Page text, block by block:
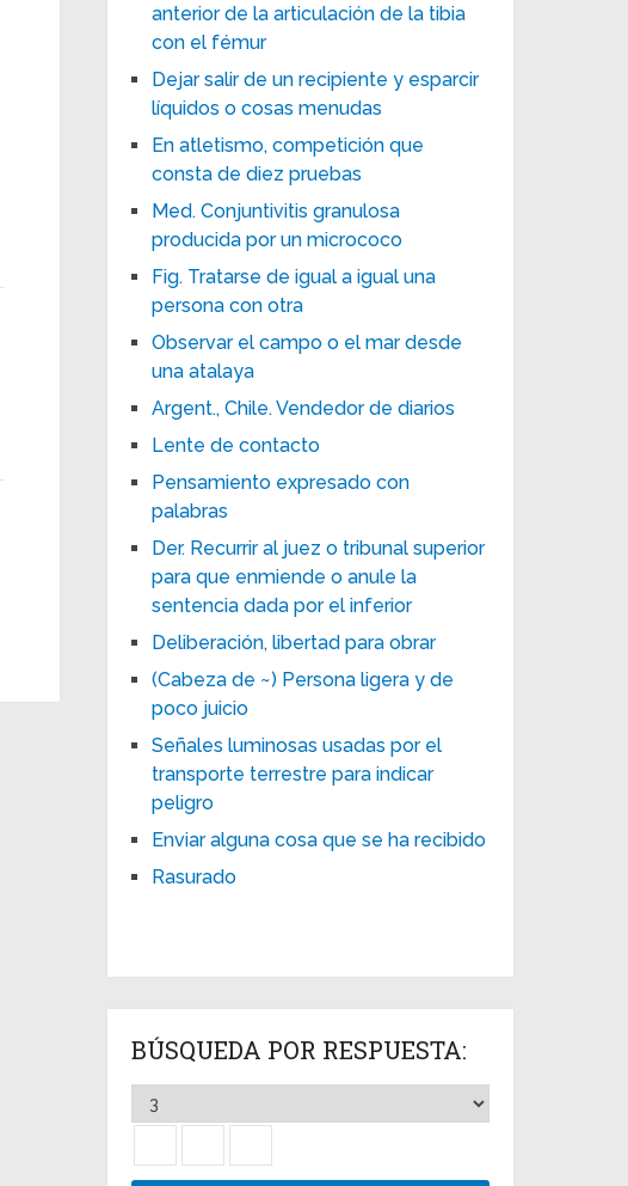
anterior de la articulación de la tibia
con el fémur
Dejar salir de un recipiente y esparcir
líquidos o cosas menudas
En atletismo, competición que
consta de diez pruebas
Med. Conjuntivitis granulosa
producida por un micrococo
Fig. Tratarse de igual a igual una
persona con otra
Observar el campo o el mar desde
una atalaya
Argent., Chile. Vendedor de diarios
Lente de contacto
Pensamiento expresado con
palabras
Der. Recurrir al juez o tribunal superior
para que enmiende o anule la
sentencia dada por el inferior
Deliberación, libertad para obrar
(Cabeza de ~) Persona ligera y de
poco juicio
Señales luminosas usadas por el
transporte terrestre para indicar
peligro
Enviar alguna cosa que se ha recibido
Rasurado
BÚSQUEDA POR RESPUESTA: